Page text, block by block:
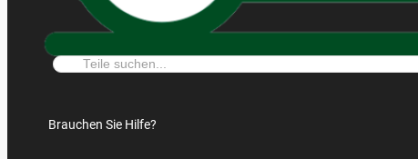
Suche:
Brauchen Sie Hilfe?